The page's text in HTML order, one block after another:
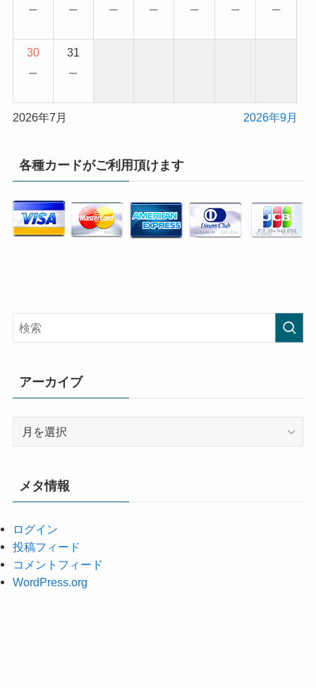
− − − − − − −
30
−
31
−
2026年7月 2026年9月
各種カードがご利用頂けます
アーカイブ
メタ情報
ログイン
投稿フィード
コメントフィード
WordPress.org